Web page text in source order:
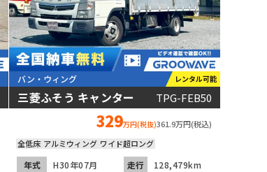
181台の在庫から
トラックを見つける
バン・ウィング レンタル可能
三菱ふそう キャンター TPG-FEB50
329万円(税抜)361.9万円(税込)
全低床 アルミウィング ワイド超ロング
年式 H30年07月 走行
128,479km